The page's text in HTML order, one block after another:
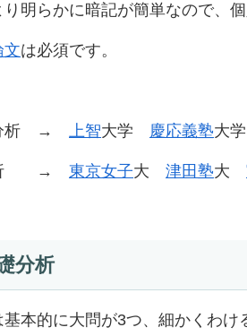
明らかに暗記が簡単なので、個
文は必須です。
析 → 上智大学 慶応義塾大
析 → 東京女子大 津田塾大
分析
本的に大問が3つ、細かくわけ